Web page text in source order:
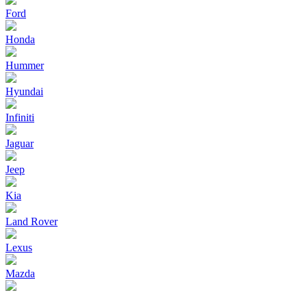
Ford
Honda
Hummer
Hyundai
Infiniti
Jaguar
Jeep
Kia
Land Rover
Lexus
Mazda